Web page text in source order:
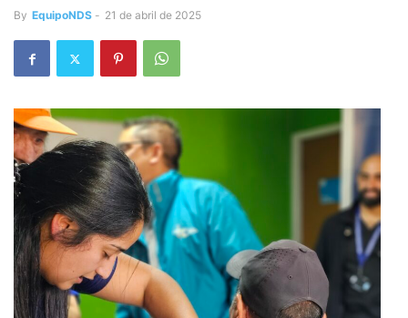
By EquipoNDS - 21 de abril de 2025